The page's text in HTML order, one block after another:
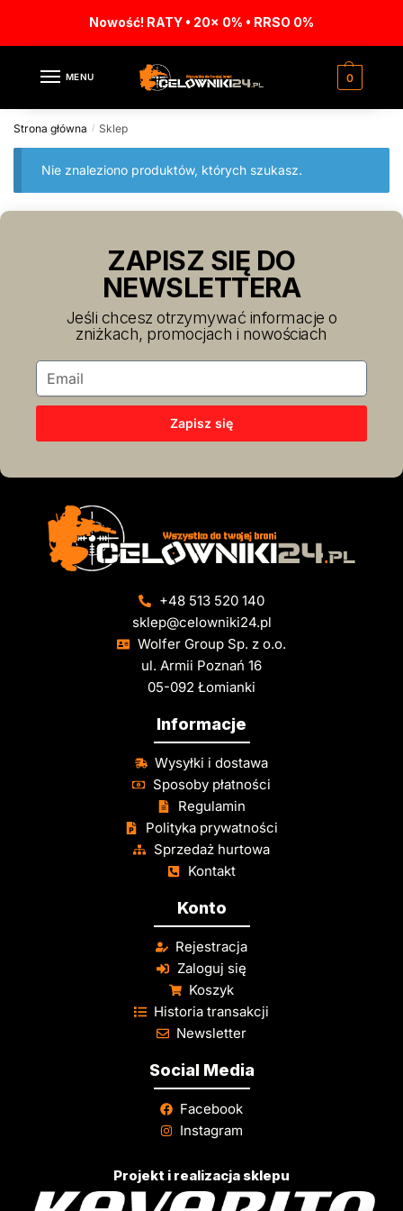
Nowość! RATY • 20x 0% • RRSO 0%
MENU 0
Strona główna / Sklep
Nie znaleziono produktów, których szukasz.
ZAPISZ SIĘ DO
NEWSLETTERA
Jeśli chcesz otrzymywać informacje o
zniżkach, promocjach i nowościach
Zapisz się
+48 513 520 140
sklep@celowniki24.pl
Wolfer Group Sp. z o.o.
ul. Armii Poznań 16
05-092 Łomianki
Informacje
Wysyłki i dostawa
Sposoby płatności
Regulamin
Polityka prywatności
Sprzedaż hurtowa
Kontakt
Konto
Rejestracja
Zaloguj się
Koszyk
Historia transakcji
Newsletter
Social Media
Facebook
Instagram
Projekt i realizacja sklepu